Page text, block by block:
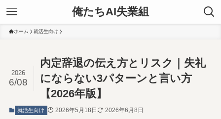
俺たちAI失業組
ホーム 就活生向け
内定辞退の伝え方とリスク｜失礼
にならない3パターンと言い方
【2026年版】
2026
6/08
就活生向け 2026年5月18日 2026年6月8日